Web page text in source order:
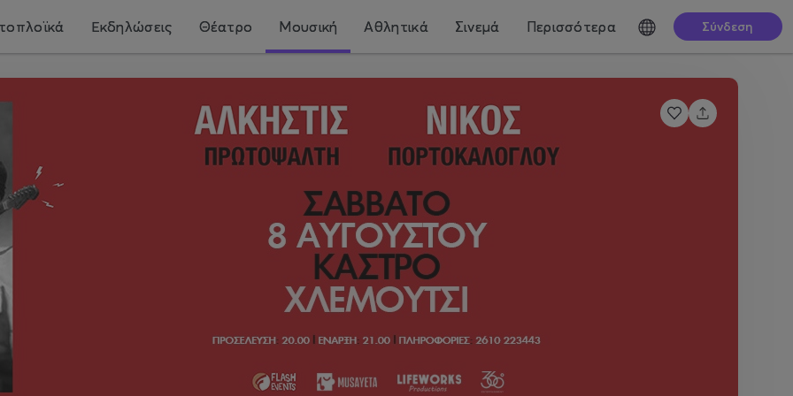
Εκδηλώσεις Θέατρο Μουσική Αθλητικά Σινεμά Περισσότερα Σύνδεση